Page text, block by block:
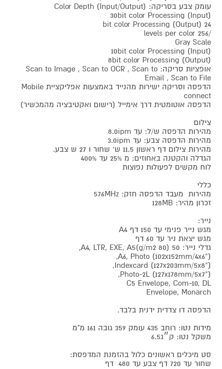
עומק צבע בסריקה: Color Depth (Input/Output)
30bit color Processing (Input)
24 bit color Processing (Output)
/256 levels per color
Gray Scale
10bit color Processing (Input)
8bit color Processing (Output)
אופציות סריקה: Scan to Image , Scan to OCR , Scan to
Email , Scan to File
הדפסה וסריקה ישירות מהנייד באמצעות אפליקציית Mobile
connect
הדפסה אוטומטית דרך אימייל (רישום ואקטיבציה מהמכשיר)
צילום
מהירות הדפסה ש/ל: עד 8.0ipm
מהירות הדפסה צבע: עד 3.0ipm
מהירות צילום דף ראשון 11.5 ש' שחור ו 27 ש צבע.
הגדלה והקטנה באחוזים: מ 25% עד 400%
לוח מקשים לפעולות נפוצות
כללי
מהירות מעבד הדפסה חזק: 576MHz
זכרון מהיר: 128MB
נייר:
מגש נייר פנימי עד 150 דף A4
מגש יצאת ניר עד 60 דף
גדלי נייר: 50 (80 g/m2)A4, LTR, EXE, A5,
A6, Photo (102x152mm/4x6”),
Indexcard (127x203mm/5x8”),
Photo-2L (127x178mm/5x7”),
C5 Envelope, Com-10, DL
Envelope, Monarch
הדפסה דו צדדית ידנית בלבד.
מידות נטו: רוחב 435 עומק 359 גובה 161 מ"מ
משקל נטו: ק״ג6.5
סט מיכלים ראשונים כלול בהזמנת המדפסת:
שחור עד 720 דף צבע עד 480 דף